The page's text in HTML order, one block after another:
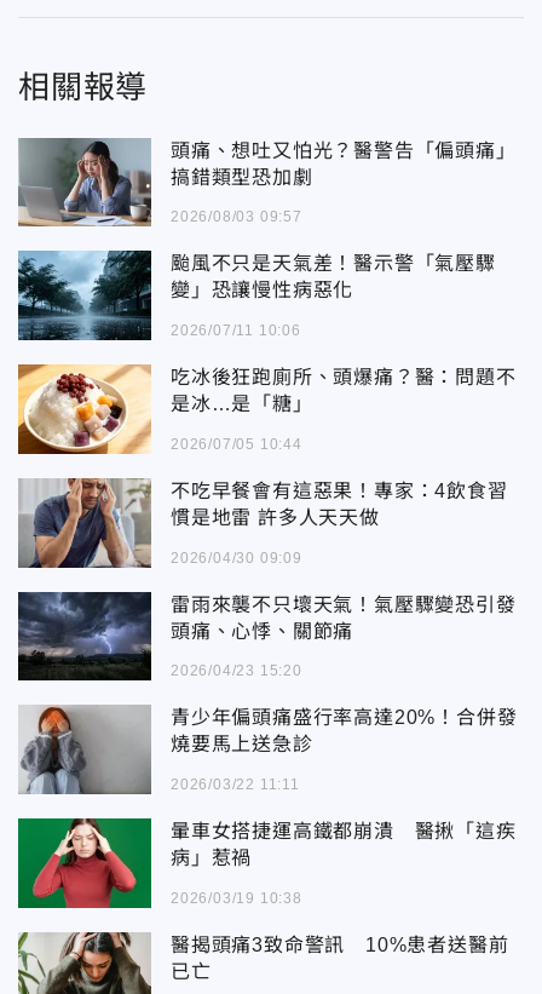
相關報導
頭痛、想吐又怕光？醫警告「偏頭痛」
搞錯類型恐加劇
2026/08/03 09:57
颱風不只是天氣差！醫示警「氣壓驟
變」恐讓慢性病惡化
2026/07/11 10:06
吃冰後狂跑廁所、頭爆痛？醫：問題不
是冰…是「糖」
2026/07/05 10:44
不吃早餐會有這惡果！專家：4飲食習
慣是地雷 許多人天天做
2026/04/30 09:09
雷雨來襲不只壞天氣！氣壓驟變恐引發
頭痛、心悸、關節痛
2026/04/23 15:20
青少年偏頭痛盛行率高達20%！合併發
燒要馬上送急診
2026/03/22 11:11
暈車女搭捷運高鐵都崩潰 醫揪「這疾
病」惹禍
2026/03/19 10:38
醫揭頭痛3致命警訊 10%患者送醫前
已亡